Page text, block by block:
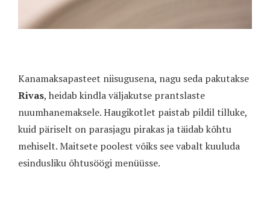
Kanamaksapasteet niisugusena, nagu seda pakutakse
Rivas, heidab kindla väljakutse prantslaste
nuumhanemaksele. Haugikotlet paistab pildil tilluke,
kuid päriselt on parasjagu pirakas ja täidab kõhtu
mehiselt. Maitsete poolest võiks see vabalt kuuluda
esindusliku õhtusöögi menüüsse.